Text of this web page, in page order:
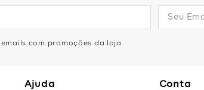
com promoções da loja
Ajuda Conta